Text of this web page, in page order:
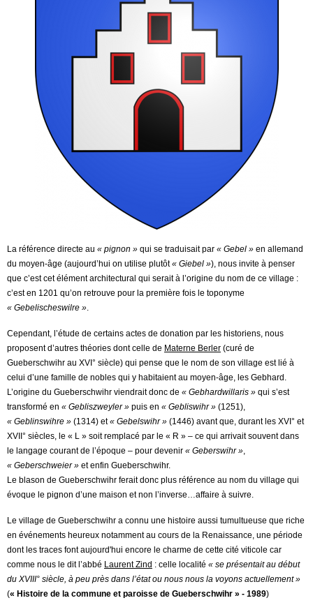
La référence directe au « pignon » qui se traduisait par « Gebel » en allemand
du moyen-âge (aujourd’hui on utilise plutôt« Giebel »), nous invite à penser
que c’est cet élément architectural qui serait à l’origine du nom de ce village :
c’est en 1201 qu’on retrouve pour la première fois le toponyme
« Gebelischeswilre »
Cependant, l’étude de certains actes de donation par les historiens, nous
proposent d’autres théories dont celle de Materne Berler (curé de
Gueberschwihr au XVI° siècle) qui pense que le nom de son village est lié à
celui d’une famille de nobles qui y habitaient au moyen-âge, les Gebhard.
L’origine du Gueberschwihr viendrait donc de « Gebhardwillaris » qui s’est
transformé en « Gebliszweyler » puis en « Gebliswihr » (1251),
« Geblinswihre » (1314) et« Gebelswihr » (1446) avant que, durant les XVI° et
XVII° siècles, le « L » soit remplacé par le « R » – ce qui arrivait souvent dans
le langage courant de l’époque – pour devenir « Geberswihr »
« Geberschweier » et enfin Gueberschwihr.
Le blason de Gueberschwihr ferait donc plus référence au nom du village qui
évoque le pignon d’une maison et non l’inverse…affaire à suivre.
Le village de Gueberschwihr a connu une histoire aussi tumultueuse que riche
en événements heureux notamment au cours de la Renaissance, une période
dont les traces font aujourd'hui encore le charme de cette cité viticole car
comme nous le dit l’abbé Laurent Zind : celle localité « se présentait au début
du XVIII° siècle, à peu près dans l’état ou nous nous la voyons actuellement »
(« Histoire de la commune et paroisse de Gueberschwihr » - 1989)